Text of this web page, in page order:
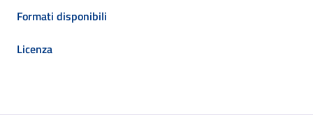
Formati disponibili
Licenza